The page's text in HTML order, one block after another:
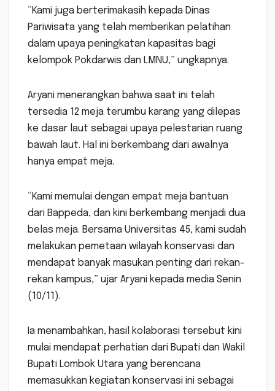
“Kami juga berterimakasih kepada Dinas
Pariwisata yang telah memberikan pelatihan
dalam upaya peningkatan kapasitas bagi
kelompok Pokdarwis dan LMNU,” ungkapnya.
Aryani menerangkan bahwa saat ini telah
tersedia 12 meja terumbu karang yang dilepas
ke dasar laut sebagai upaya pelestarian ruang
bawah laut. Hal ini berkembang dari awalnya
hanya empat meja.
“Kami memulai dengan empat meja bantuan
dari Bappeda, dan kini berkembang menjadi dua
belas meja. Bersama Universitas 45, kami sudah
melakukan pemetaan wilayah konservasi dan
mendapat banyak masukan penting dari rekan-
rekan kampus,” ujar Aryani kepada media Senin
(10/11).
Ia menambahkan, hasil kolaborasi tersebut kini
mulai mendapat perhatian dari Bupati dan Wakil
Bupati Lombok Utara yang berencana
memasukkan kegiatan konservasi ini sebagai